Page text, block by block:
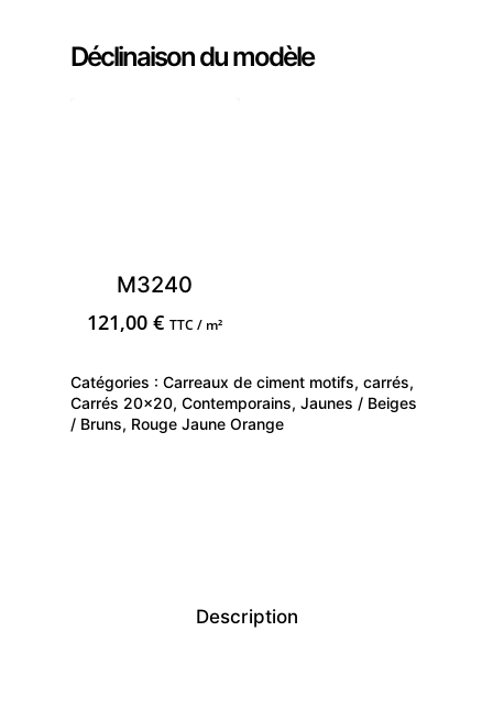
Déclinaison du modèle
M3240
121,00€ TTC / m²
Catégories : Carreaux de ciment motifs, carrés,
Carrés 20x20, Contemporains, Jaunes / Beiges
/ Bruns, Rouge Jaune Orange
Description